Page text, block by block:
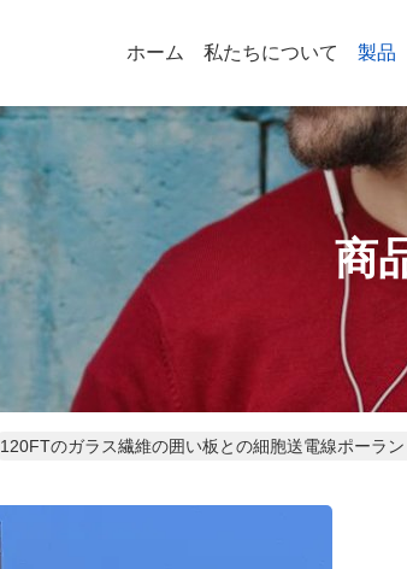
ホーム 私たちについて 製品
商
120FTのガラス繊維の囲い板との細胞送電線ポーラ